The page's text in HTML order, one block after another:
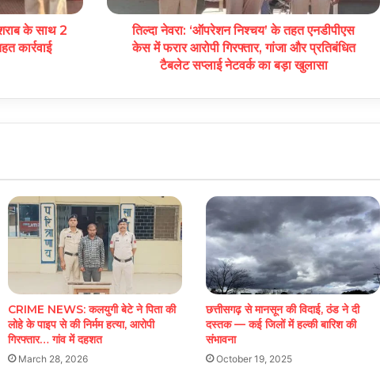
के साथ 2
कार्रवाई
तिल्दा नेवरा: ‘ऑपरेशन निश्चय’ के तहत एनडीपीएस
केस में फरार आरोपी गिरफ्तार, गांजा और प्रतिबंधित
टैबलेट सप्लाई नेटवर्क का बड़ा खुलासा
CRIME NEWS: कलयुगी बेटे ने पिता की
लोहे के पाइप से की निर्मम हत्या, आरोपी
गिरफ्तार… गांव में दहशत
March 28, 2026
छत्तीसगढ़ से मानसून की विदाई, ठंड ने दी
दस्तक — कई जिलों में हल्की बारिश की
संभावना
October 19, 2025